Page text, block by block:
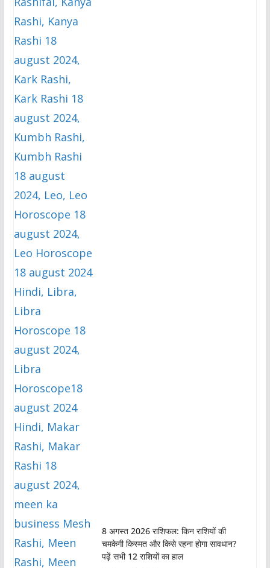
8 अगस्त 2026 राशिफल: किन राशियों की
चमकेगी किस्मत और किसे रहना होगा सावधान?
पढ़ें सभी 12 राशियों का हाल